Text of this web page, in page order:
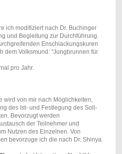
ich modifiziert nach Dr. Buchinger
und Begleitung zur Durchführung.
Enschlackungskuren
dem Volksmund: "Jungbrunnen für
pro Jahr.
wird von mir nach Möglichkeiten,
des Ist- und Festlegung des Soll-
Bevorzugt werden
der Teilnehmer und
Nutzen des Einzelnen. Von
bevorzuge ich die nach Dr. Shinya.